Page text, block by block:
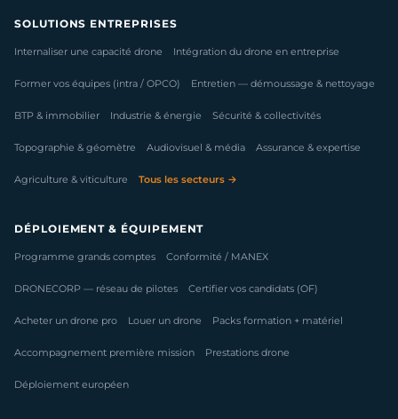
SOLUTIONS ENTREPRISES
Internaliser une capacité drone Intégration du drone en entreprise
Former vos équipes (intra / OPCO) Entretien — démoussage & nettoyage
BTP & immobilier Industrie & énergie Sécurité & collectivités
Topographie & géomètre Audiovisuel & média Assurance & expertise
Agriculture & viticulture Tous les secteurs →
DÉPLOIEMENT & ÉQUIPEMENT
Programme grands comptes Conformité / MANEX
DRONECORP — réseau de pilotes Certifier vos candidats (OF)
Acheter un drone pro Louer un drone Packs formation + matériel
Accompagnement première mission Prestations drone
Déploiement européen